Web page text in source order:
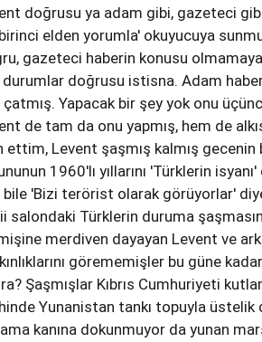
doğrusu ya adam gibi, gazeteci
elden yorumla' okuyucuya
gazeteci haberin konusu
doğrusu istisna. Adam
çatmış. Yapacak bir şey yok onu
de tam da onu yapmış, hem de
ettim, Levent şaşmış kalmış gecenin
1960'lı yıllarını 'Türklerin
bile 'Bizi terörist olarak görüyorlar'
salondaki Türklerin duruma
merdiven dayayan Levent ve
görememişler bu güne
Şaşmışlar Kıbrıs Cumhuriyeti
Yunanistan tankı topuyla üstelik
kanına dokunmuyor da yunan